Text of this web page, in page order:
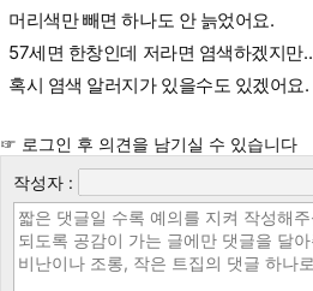
머리색만 빼면 하나도 안 늙었어요.
57세면 한창인데 저라면 염색하겠지만..
혹시 염색 알러지가 있을수도 있겠어요.
☞ 로그인 후 의견을 남기실 수 있습니다
작성자 :